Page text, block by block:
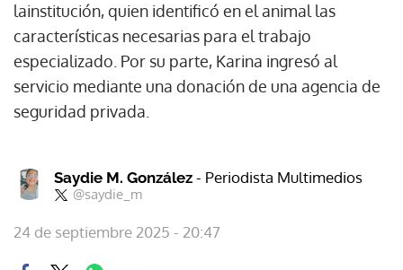
lainstitución, quien identificó en el animal las
características necesarias para el trabajo
especializado. Por su parte, Karina ingresó al
servicio mediante una donación de una agencia de
seguridad privada.
Saydie M. González - Periodista Multimedios
@saydie_m
24 de septiembre 2025 - 20:47